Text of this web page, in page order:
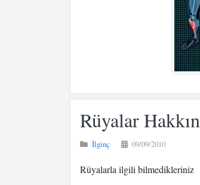
Rüyalar
İlginç 09/09/2010
Rüyalarla ilgili bilmedikleriniz